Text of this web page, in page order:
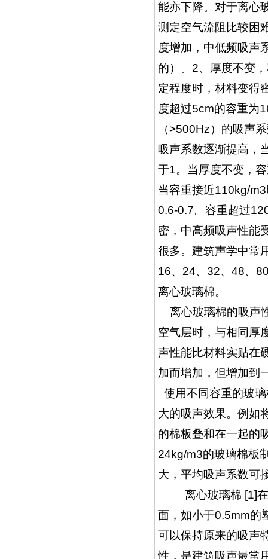
能亦下降。对于离心
测定空气流阻比较困
度增加，中低频吸声
的）。2、厚度不变
定程度时，材料变得
度超过5cm的容重为
（>500Hz）的吸声
吸声系数逐渐提高，
于1。当厚度不变，
当容重接近110kg/
0.6-0.7。容重超过
密，中高频吸声性能
很多。建筑声学中常
16、24、32、48、
离心玻璃棉。
离心玻璃棉的吸声
空气层时，与相同厚
声性能比材料实贴在
加而增加，但增加到
使用不同容重的玻
大的吸声效果。例如
的棉板叠和在一起的
24kg/m3的玻璃棉板
大，平均吸声系数可
离心玻璃棉 [1]
面，如小于0.5mm的
可以保持原来的吸声
性，是建筑吸声最常